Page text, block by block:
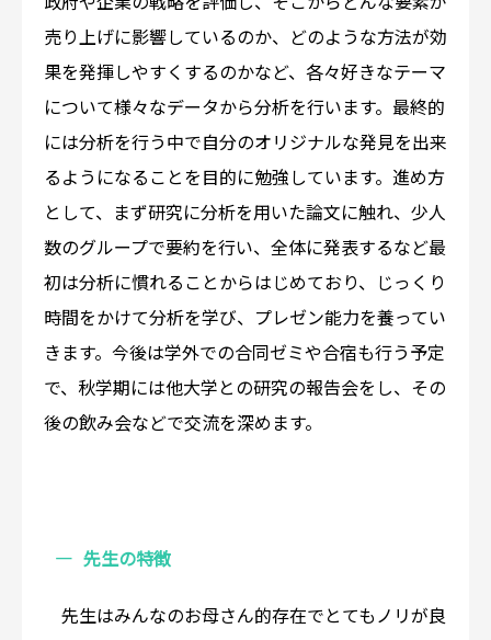
売り上げに影響しているのか、どのような方法が効
果を発揮しやすくするのかなど、各々好きなテーマ
について様々なデータから分析を行います。最終的
には分析を行う中で自分のオリジナルな発見を出来
るようになることを目的に勉強しています。進め方
として、まず研究に分析を用いた論文に触れ、少人
数のグループで要約を行い、全体に発表するなど最
初は分析に慣れることからはじめており、じっくり
時間をかけて分析を学び、プレゼン能力を養ってい
きます。今後は学外での合同ゼミや合宿も行う予定
で、秋学期には他大学との研究の報告会をし、その
後の飲み会などで交流を深めます。
先生の特徴
先生はみんなのお母さん的存在でとてもノリが良